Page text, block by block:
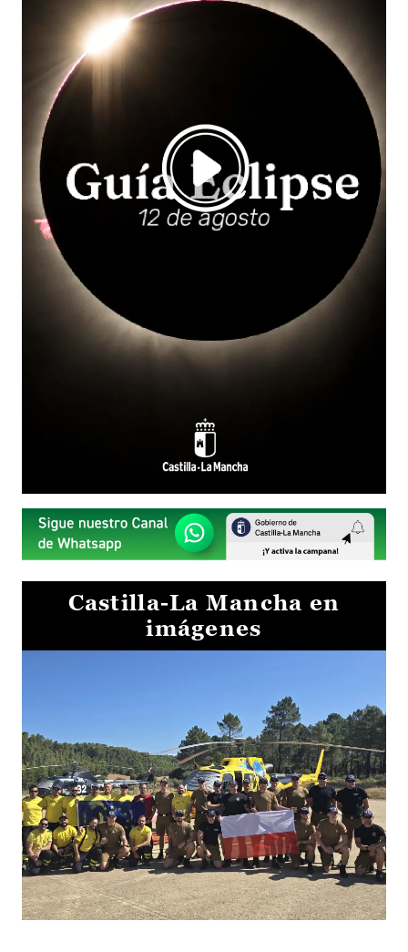
Castilla-La Mancha en
imágenes